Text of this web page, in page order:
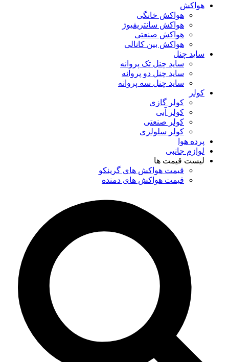
هواکش
هواکش خانگی
هواکش سانتریفیوژ
هواکش صنعتی
هواکش بین کانالی
ساید چنل
ساید چنل تک پروانه
ساید چنل دو پروانه
ساید چنل سه پروانه
کولر
کولر گازی
کولر آبی
کولر صنعتی
کولر سلولزی
پرده هوا
لوازم جانبی
لیست قیمت ها
قیمت هواکش های گرینکو
قیمت هواکش های دمنده